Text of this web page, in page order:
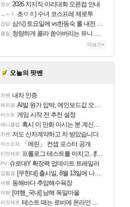
정보 2026 치지직 이리대회 오픈컵 안내
ㅗㅜㅑ 초ㅇㅎ) 수녀 코스프레 제로투
잡담 삼식) 토요일에 vs한동숙 롤 내전 예정
클립 청량하게 콜라 쏟아버리는 유니 ㅋㅋㅋ
더보기+
오늘의 팟벤
차벤 내차 인증
해외겜 AI발 원가 압박, 메인보드값 오르나
비스트 게임 시작 전 추천 설정
애니클립 혹시 이 만화 아시는 분 계신가요
차벤 저도 신차계약하고 차 받았습니다
아스오라 「에린」 컨셉 포스터 공개
리밋제로 프롤로그 테스트를 마치고.. (feat. 리아)
PV 슈로대Y 확장팩 업데이트 트레일러
섭컬겜 [무한대] 출시일, 8월 13일에 나오나
여행 동해바다 추암해수욕장
여행 [여행_국내] 남해 독일마을
리밋제로 테스트 때는 로비에 온라인 기능이 있는데